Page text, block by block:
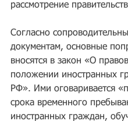
рассмотрение
Согласно
документам, основные
вносятся в закон «О
положении иностранных
РФ». Ими оговаривается
срока временного
иностранных граждан,